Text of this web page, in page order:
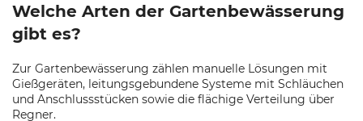
Welche Arten der Gartenbewässerung
gibt es?
Zur Gartenbewässerung zählen manuelle Lösungen mit
Gießgeräten, leitungsgebundene Systeme mit Schläuchen
und Anschlussstücken sowie die flächige Verteilung über
Regner.